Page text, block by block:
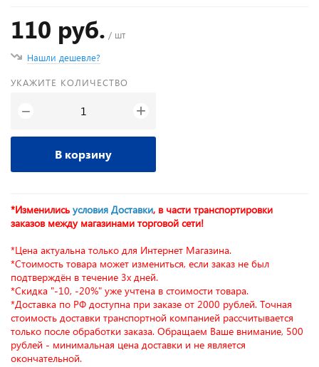
110 руб. / шт
Нашли дешевле?
УКАЖИТЕ КОЛИЧЕСТВО
− +
В корзину
*Изменились условия Доставки, в части транспортировки
заказов между магазинами торговой сети!
*Цена актуальна только для Интернет Магазина.
*Стоимость товара может измениться, если заказ не был
подтверждён в течение 3х дней.
*Скидка "-10, -20%" уже учтена в стоимости товара.
*Доставка по РФ доступна при заказе от 2000 рублей. Точная
стоимость доставки транспортной компанией рассчитывается
только после обработки заказа. Обращаем Ваше внимание, 500
рублей - минимальная цена доставки и не является
окончательной.